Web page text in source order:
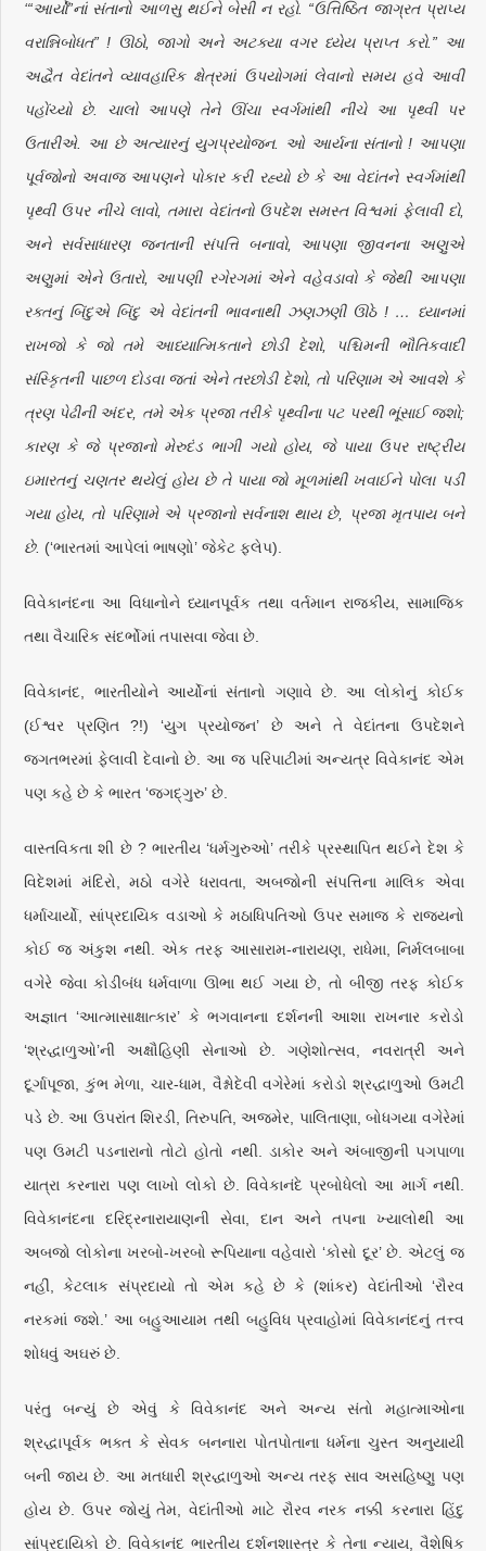
‘“આર્યો”નાં સંતાનો આળસુ થઈને બેસી ન રહો. “ઉત્તિષ્ઠિત જાગ્રત પ્રાપ્ય
વરાન્નિબોધત” ! ઊઠો, જાગો અને અટક્યા વગર ધ્યેય પ્રાપ્ત કરો.” આ
અદ્વૈત વેદાંતને વ્યાવહારિક ક્ષેત્રમાં ઉપયોગમાં લેવાનો સમય હવે આવી
પહોંચ્યો છે. ચાલો આપણે તેને ઊંચા સ્વર્ગમાંથી નીચે આ પૃથ્વી પર
ઉતારીએ. આ છે અત્યારનું યુગપ્રયોજન. ઓ આર્યના સંતાનો ! આપણા
પૂર્વજોનો અવાજ આપણને પોકાર કરી રહ્યો છે કે આ વેદાંતને સ્વર્ગમાંથી
પૃથ્વી ઉપર નીચે લાવો, તમારા વેદાંતનો ઉપદેશ સમસ્ત વિશ્વમાં ફેલાવી દો,
અને સર્વસાધારણ જનતાની સંપત્તિ બનાવો, આપણા જીવનના અણુએ
અણુમાં એને ઉતારો, આપણી રગેરગમાં એને વહેવડાવો કે જેથી આપણા
રક્તનું બિંદુએ બિંદુ એ વેદાંતની ભાવનાથી ઝણઝણી ઊઠે ! … ધ્યાનમાં
રાખજો કે જો તમે આધ્યાત્મિકતાને છોડી દેશો, પશ્ચિમની ભૌતિકવાદી
સંસ્કૃિતની પાછળ દોડવા જતાં એને તરછોડી દેશો, તો પરિણામ એ આવશે કે
ત્રણ પેઢીની અંદર, તમે એક પ્રજા તરીકે પૃથ્વીના પટ પરથી ભૂંસાઈ જશો;
કારણ કે જે પ્રજાનો મેરુદંડ ભાગી ગયો હોય, જે પાયા ઉપર રાષ્ટ્રીય
ઇમારતનું ચણતર થયેલું હોય છે તે પાયા જો મૂળમાંથી ખવાઈને પોલા પડી
ગયા હોય, તો પરિણામે એ પ્રજાનો સર્વનાશ થાય છે, પ્રજા મૃતપાય બને
છે. (‘ભારતમાં આપેલાં ભાષણો’ જેકેટ ફ્લેપ).
વિવેકાનંદના આ વિધાનોને ધ્યાનપૂર્વક તથા વર્તમાન રાજકીય, સામાજિક
તથા વૈચારિક સંદર્ભોમાં તપાસવા જેવા છે.
વિવેકાનંદ, ભારતીયોને આર્યોનાં સંતાનો ગણાવે છે. આ લોકોનું કોઈક
(ઈશ્વર પ્રણિત ?!) ‘યુગ પ્રયોજન’ છે અને તે વેદાંતના ઉપદેશને
જગતભરમાં ફેલાવી દેવાનો છે. આ જ પરિપાટીમાં અન્યત્ર વિવેકાનંદ એમ
પણ કહે છે કે ભારત ‘જગદ્‌ગુરુ’ છે.
વાસ્તવિકતા શી છે ? ભારતીય ‘ધર્મગુરુઓ’ તરીકે પ્રસ્થાપિત થઈને દેશ કે
વિદેશમાં મંદિરો, મઠો વગેરે ધરાવતા, અબજોની સંપત્તિના માલિક એવા
ધર્માચાર્યો, સાંપ્રદાયિક વડાઓ કે મઠાધિપતિઓ ઉપર સમાજ કે રાજ્યનો
કોઈ જ અંકુશ નથી. એક તરફ આસારામ-નારાયણ, રાધેમા, નિર્મલબાબા
વગેરે જેવા કોડીબંધ ધર્મવાળા ઊભા થઈ ગયા છે, તો બીજી તરફ કોઈક
અજ્ઞાત ‘આત્માસાક્ષાત્કાર’ કે ભગવાનના દર્શનની આશા રાખનાર કરોડો
‘શ્રદ્ધાળુઓ’ની અક્ષૌહિણી સેનાઓ છે. ગણેશોત્સવ, નવરાત્રી અને
દૂર્ગાપૂજા, કુંભ મેળા, ચાર-ધામ, વૈશ્નોદેવી વગેરેમાં કરોડો શ્રદ્ધાળુઓ ઉમટી
પડે છે. આ ઉપરાંત શિરડી, તિરુપતિ, અજમેર, પાલિતાણા, બોધગયા વગેરેમાં
પણ ઉમટી પડનારાનો તોટો હોતો નથી. ડાકોર અને અંબાજીની પગપાળા
યાત્રા કરનારા પણ લાખો લોકો છે. વિવેકાનંદે પ્રબોધેલો આ માર્ગ નથી.
વિવેકાનંદના દરિદ્રનારાયાણની સેવા, દાન અને તપના ખ્યાલોથી આ
અબજો લોકોના ખરબો-ખરબો રૂપિયાના વહેવારો ‘કોસો દૂર’ છે. એટલું જ
નહીં, કેટલાક સંપ્રદાયો તો એમ કહે છે કે (શાંકર) વેદાંતીઓ ‘રૌરવ
નરકમાં જશે.’ આ બહુઆયામ તથી બહુવિધ પ્રવાહોમાં વિવેકાનંદનું તત્ત્વ
શોધવું અઘરું છે.
પરંતુ બન્યું છે એવું કે વિવેકાનંદ અને અન્ય સંતો મહાત્માઓના
શ્રદ્ધાપૂર્વક ભક્ત કે સેવક બનનારા પોતપોતાના ધર્મના ચુસ્ત અનુયાયી
બની જાય છે. આ મતધારી શ્રદ્ધાળુઓ અન્ય તરફ સાવ અસહિષ્ણુ પણ
હોય છે. ઉપર જોયું તેમ, વેદાંતીઓ માટે રૌરવ નરક નક્કી કરનારા હિંદુ
સાંપ્રદાયિકો છે. વિવેકાનંદ ભારતીય દર્શનશાસ્ત્ર કે તેના ન્યાય, વૈશેષિક